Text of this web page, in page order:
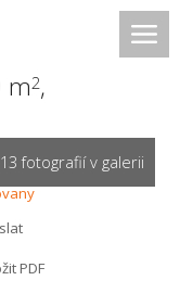
m2,
fotografií v galerii
PDF